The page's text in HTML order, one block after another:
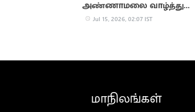
அண்ணாமலை வாழ்த்து
பதிவு
Jul 15, 2026, 02:07 IST
மாநிலங்கள்